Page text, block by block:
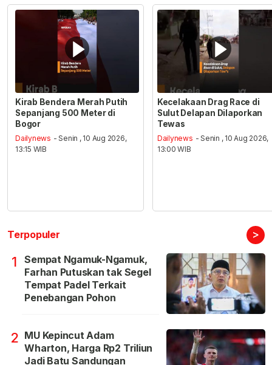
Kirab Bendera Merah Putih
Sepanjang 500 Meter di
Bogor
Dailynews - Senin , 10 Aug 2026,
13:15 WIB
Kecelakaan Drag Race di
Sulut Delapan Dilaporkan
Tewas
Dailynews - Senin , 10 Aug 2026,
13:00 WIB
Terpopuler >
1
Sempat Ngamuk-Ngamuk,
Farhan Putuskan tak Segel
Tempat Padel Terkait
Penebangan Pohon
2 MU Kepincut Adam
Wharton, Harga Rp2 Triliun
Jadi Batu Sandungan